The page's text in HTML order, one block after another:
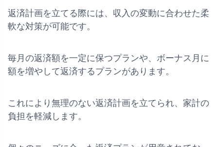
返済計画を立てる際には、収入の変動に合わせた柔
軟な対策が可能です。
毎月の返済額を一定に保つプランや、ボーナス月に
額を増やして返済するプランがあります。
これにより無理のない返済計画を立てられ、家計の
負担を軽減します。